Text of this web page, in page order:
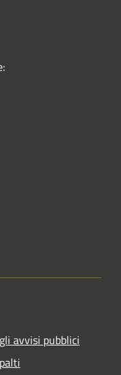
avvisi pubblici